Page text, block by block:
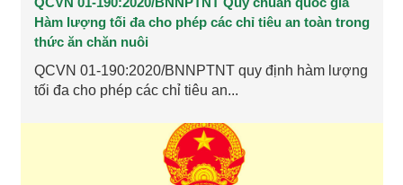
Hàm lượng tối đa cho phép các chỉ tiêu an toàn trong
thức ăn chăn nuôi
QCVN 01-190:2020/BNNPTNT quy định hàm lượng
tối đa cho phép các chỉ tiêu an...